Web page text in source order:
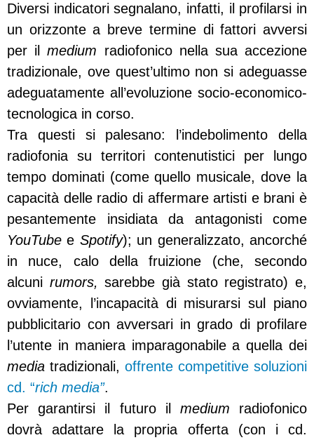
Diversi indicatori segnalano, infatti, il profilarsi in
un orizzonte a breve termine di fattori avversi
per ilmedium radiofonico nella sua accezione
tradizionale, ove quest’ultimo non si adeguasse
adeguatamente all’evoluzione socio-economico-
tecnologica in corso.
Tra questi si palesano: l’indebolimento della
radiofonia su territori contenutistici per lungo
tempo dominati (come quello musicale, dove la
capacità delle radio di affermare artisti e brani è
pesantemente insidiata da antagonisti come
YouTube e Spotify); un generalizzato, ancorché
in nuce, calo della fruizione (che, secondo
alcuni rumors, sarebbe già stato registrato) e,
ovviamente, l’incapacità di misurarsi sul piano
pubblicitario con avversari in grado di profilare
l’utente in maniera imparagonabile a quella dei
media tradizionali, offrente competitive soluzioni
cd. “rich media”.
Per garantirsi il futuro il medium radiofonico
dovrà adattare la propria offerta (con i cd.